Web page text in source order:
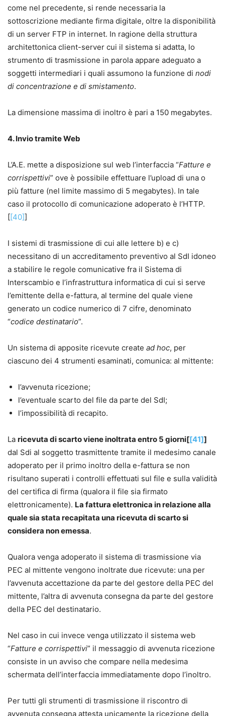
come nel precedente, si rende necessaria la
sottoscrizione mediante firma digitale, oltre la disponibilità
di un server FTP in internet. In ragione della struttura
architettonica client-server cui il sistema si adatta, lo
strumento di trasmissione in parola appare adeguato a
soggetti intermediari i quali assumono la funzione di nodi
di concentrazione e di smistamento.
La dimensione massima di inoltro è pari a 150 megabytes.
4. Invio tramite Web
L’A.E. mette a disposizione sul web l’interfaccia “Fatture e
corrispettivi” ove è possibile effettuare l’upload di una o
più fatture (nel limite massimo di 5 megabytes). In tale
caso il protocollo di comunicazione adoperato è l’HTTP.
[[40]]
I sistemi di trasmissione di cui alle lettere b) e c)
necessitano di un accreditamento preventivo al SdI idoneo
a stabilire le regole comunicative fra il Sistema di
Interscambio e l’infrastruttura informatica di cui si serve
l’emittente della e-fattura, al termine del quale viene
generato un codice numerico di 7 cifre, denominato
“codice destinatario”.
Un sistema di apposite ricevute create ad hoc, per
ciascuno dei 4 strumenti esaminati, comunica: al mittente:
l’avvenuta ricezione;
l’eventuale scarto del file da parte del SdI;
l’impossibilità di recapito.
La ricevuta di scarto viene inoltrata entro 5 giorni[[41]]
dal Sdi al soggetto trasmittente tramite il medesimo canale
adoperato per il primo inoltro della e-fattura se non
risultano superati i controlli effettuati sul file e sulla validità
del certifica di firma (qualora il file sia firmato
elettronicamente). La fattura elettronica in relazione alla
quale sia stata recapitata una ricevuta di scarto si
considera non emessa.
Qualora venga adoperato il sistema di trasmissione via
PEC al mittente vengono inoltrate due ricevute: una per
l’avvenuta accettazione da parte del gestore della PEC del
mittente, l’altra di avvenuta consegna da parte del gestore
della PEC del destinatario.
Nel caso in cui invece venga utilizzato il sistema web
“Fatture e corrispettivi” il messaggio di avvenuta ricezione
consiste in un avviso che compare nella medesima
schermata dell’interfaccia immediatamente dopo l’inoltro.
Per tutti gli strumenti di trasmissione il riscontro di
avvenuta consegna attesta unicamente la ricezione della